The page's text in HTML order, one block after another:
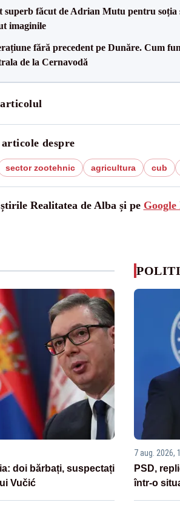
superb făcut de Adrian Mutu pentru soția
imaginile
fără precedent pe Dunăre. Cum
de la Cernavodă
despre
sector zootehnic agricultura cub
Realitatea de Alba și pe Google
doi bărbați, suspectați
Vučić
7 aug. 2026,
PSD,
într-o